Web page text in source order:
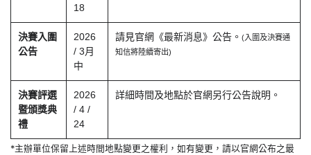
18
決賽入圍
公告
2026
/ 3月
中
請見官網《最新消息》公告。 (入圍及決賽通
知信將陸續寄出)
決賽評選
暨頒獎典
禮
2026
/ 4 /
24
詳細時間及地點於官網另行公告說明。
*主辦單位保留上述時間地點變更之權利，如有變更，請以官網公布之最